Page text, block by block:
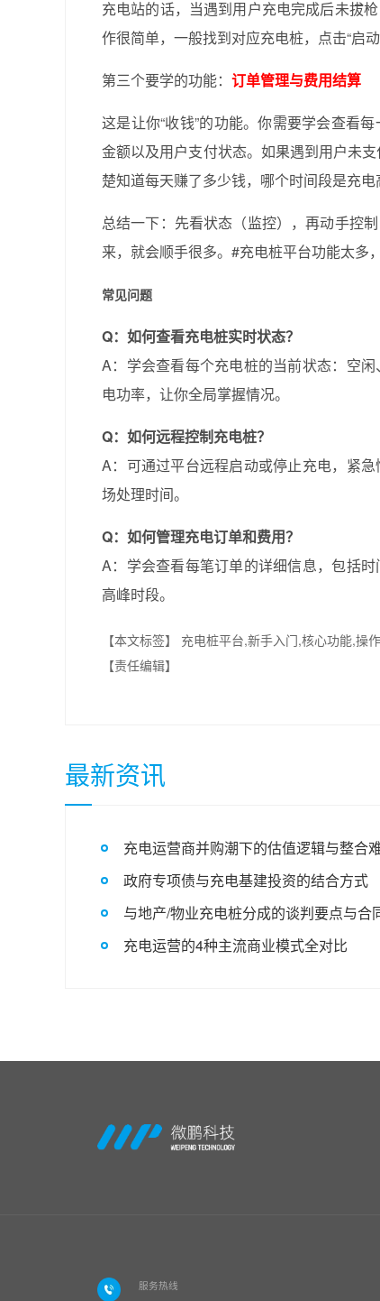
充电站的话，当遇到用户充电完成后未拔
作很简单，一般找到对应充电桩，点击“启动
第三个要学的功能： 订单管理与费用结算
这是让你“收钱”的功能。你需要学会查看
金额以及用户支付状态。如果遇到用户未
楚知道每天赚了多少钱，哪个时间段是充电
总结一下：先看状态（监控），再动手控
来，就会顺手很多。#充电桩平台功能太多
常见问题
Q：如何查看充电桩实时状态？
A：学会查看每个充电桩的当前状态：空
电功率，让你全局掌握情况。
Q：如何远程控制充电桩？
A：可通过平台远程启动或停止充电，紧
场处理时间。
Q：如何管理充电订单和费用？
A：学会查看每笔订单的详细信息，包括
高峰时段。
【本文标签】
充电桩平台,新手入门,核心功能,操
【责任编辑】
最新资讯
充电运营商并购潮下的估值逻辑与整合
政府专项债与充电基建投资的结合方式
与地产/物业充电桩分成的谈判要点与合
充电运营的4种主流商业模式全对比
服务热线